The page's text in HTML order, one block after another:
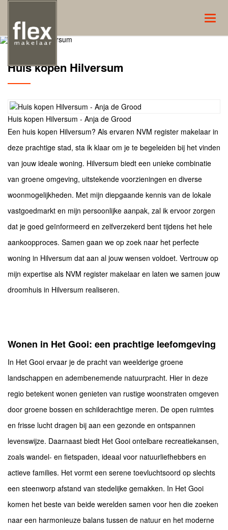
Huis kopen Hilversum
Huis kopen Hilversum - Anja de Grood
Een huis kopen Hilversum? Als ervaren NVM register makelaar in
deze prachtige stad, sta ik klaar om je te begeleiden bij het vinden
van jouw ideale woning. Hilversum biedt een unieke combinatie
van groene omgeving, uitstekende voorzieningen en diverse
woonmogelijkheden. Met mijn diepgaande kennis van de lokale
vastgoedmarkt en mijn persoonlijke aanpak, zal ik ervoor zorgen
dat je goed geïnformeerd en zelfverzekerd bent tijdens het hele
aankoopproces. Samen gaan we op zoek naar het perfecte
woning in Hilversum dat aan al jouw wensen voldoet. Vertrouw op
mijn expertise als NVM register makelaar en laten we samen jouw
droomhuis in Hilversum realiseren.
Wonen in Het Gooi: een prachtige leefomgeving
In Het Gooi ervaar je de pracht van weelderige groene
landschappen en adembenemende natuurpracht. Hier in deze
regio betekent wonen genieten van rustige woonstraten omgeven
door groene bossen en schilderachtige meren. De open ruimtes
en frisse lucht dragen bij aan een gezonde en ontspannen
levenswijze. Daarnaast biedt Het Gooi ontelbare recreatiekansen,
zoals wandel- en fietspaden, ideaal voor natuurliefhebbers en
actieve families. Het vormt een serene toevluchtsoord op slechts
een steenworp afstand van stedelijke gemakken. In Het Gooi
komen het beste van beide werelden samen voor hen die zoeken
naar een harmonieuze balans tussen de natuur en het moderne